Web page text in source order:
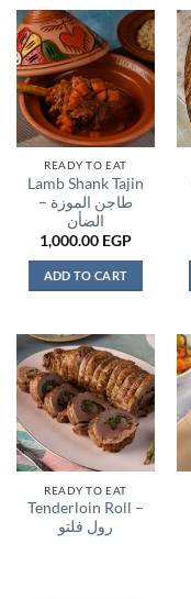
READY TO EAT
Lamb Shank Tajin
– طاجن الموزة
الضأن
1,000.00 EGP
ADD TO CART
READY TO EAT
Tenderloin Roll –
رول فلتو